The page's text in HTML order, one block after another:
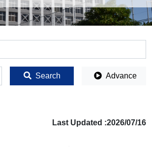
Search Advance
Last Updated :2026/07/16